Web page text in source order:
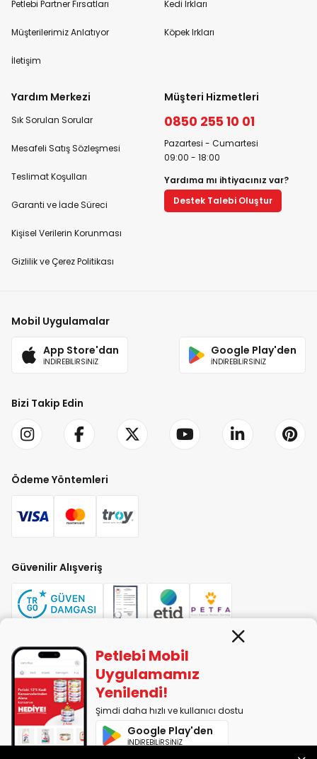
Petlebi Partner Fırsatları
Müşterilerimiz Anlatıyor
İletişim
Kedi Irkları
Köpek Irkları
Yardım Merkezi
Sık Sorulan Sorular
Mesafeli Satış Sözleşmesi
Teslimat Koşulları
Garanti ve İade Süreci
Kişisel Verilerin Korunması
Gizlilik ve Çerez Politikası
Müşteri Hizmetleri
0850 255 10 01
Pazartesi - Cumartesi
09:00 - 18:00
Yardıma mı ihtiyacınız var?
Destek Talebi Oluştur
Mobil Uygulamalar
App Store'dan
İNDİREBİLİRSİNİZ
Google Play'den
İNDİREBİLİRSİNİZ
Bizi Takip Edin
Ödeme Yöntemleri
Güvenilir Alışveriş
PETLEBİ EVCİL HAYVAN ÜRÜNLERİ PAZ. SAN. TİC. LTD. ŞTİ. Alaşarköy Mah.
1. Alaşar Cad. No: 9 Osmangazi/Bursa
7290599225 vergi numarasıyla Uludağ Vergi Dairesi'ne bağlıdır.
2014-2026 © petlebi.com v11.91.0
Bursa'da sevgiyle yapıldı.
Petlebi Mobil
Uygulamamız
Yenilendi!
Şimdi daha hızlı ve kullanıcı dostu
Google Play'den
İNDİREBİLİRSİNİZ